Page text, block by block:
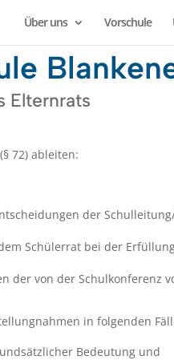
Über uns Vorschule
Elternrats
72) ableiten:
der
Schülerrat bei der
der von der Schulkonferenz
in folgenden
Bedeutung und